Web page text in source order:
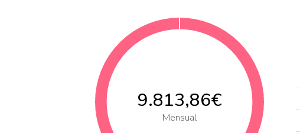
9.813,86€
Mensual